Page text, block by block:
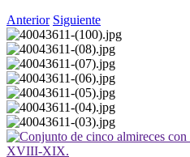
Anterior Siguiente